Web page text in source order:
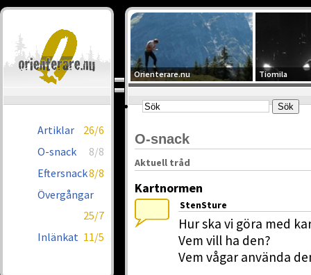
Artiklar
26/6
O-snack
8/8
Eftersnack8/8
Övergångar
25/7
Inlänkat 11/5
Orienterare.nu Tiomila
O-snack
Aktuell tråd
Kartnormen
StenSture
Hur ska vi göra med
Vem vill ha den?
Vem vågar använda